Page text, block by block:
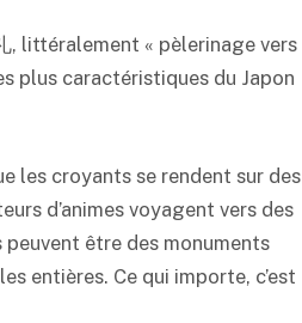
, littéralement « pèlerinage vers
plus caractéristiques du Japon
les croyants se rendent sur des
d’animes voyagent vers des
être des monuments
entières. Ce qui importe, c’est